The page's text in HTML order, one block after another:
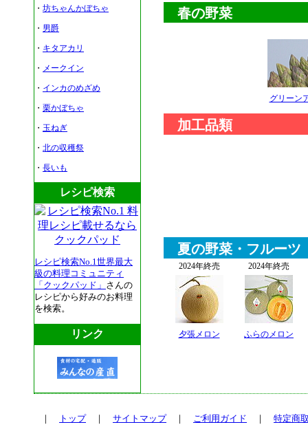
春の野菜
グリーン
加工品類
夏の野菜・フルーツ
2024年終売 2024年終売
夕張メロン ふらのメロン
・ 坊ちゃんかぼちゃ
・ 男爵
・ キタアカリ
・ メークイン
・ インカのめざめ
・ 栗かぼちゃ
・ 玉ねぎ
・ 北の収穫祭
・ 長いも
レシピ検索
レシピ検索No.1世界最大
級の料理コミュニティ
「クックパッド」 さんの
レシピから好みのお料理
を検索。
リンク
｜ トップ｜ サイトマップ｜ ご利用ガイド ｜ 特定商